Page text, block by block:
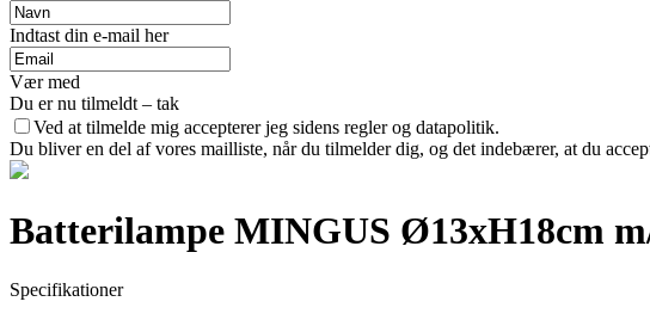
Indtast din e-mail her
Vær med
Du er nu tilmeldt – tak
Ved at tilmelde mig accepterer jeg sidens regler og datapolitik.
Du bliver en del af vores mailliste, når du tilmelder dig, og det indebærer, at du
Batterilampe MINGUS Ø13xH18cm
Specifikationer